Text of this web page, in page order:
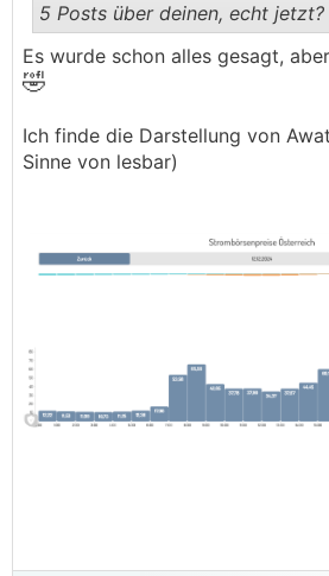
..
5 Posts über deinen, echt jetzt?
Es wurde schon alles gesagt,
🤣
Ich finde die Darstellung von
Sinne von lesbar)